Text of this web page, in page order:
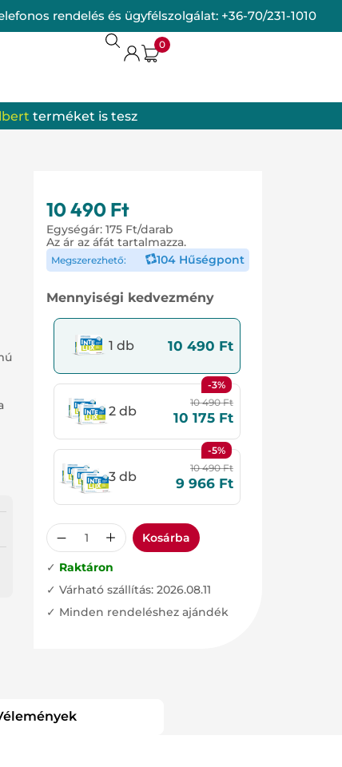
rendelés és ügyfélszolgálat: +36-70/231-1010
0
terméket is tesz
10 490 Ft
Egységár: 175 Ft/darab
Az ár az áfát tartalmazza.
Megszerezhető: 104 Hűségpont
Mennyiségi kedvezmény
1 db 10 490 Ft
-3%
2 db
10 490Ft
10 175 Ft
-5%
3 db
10 490Ft
9 966 Ft
Kosárba
✓ Raktáron
✓ Várható szállítás: 2026.08.11
✓ Minden rendeléshez ajándék